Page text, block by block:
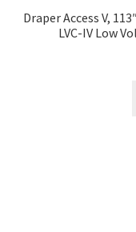
Draper Access V,
LVC-IV Low